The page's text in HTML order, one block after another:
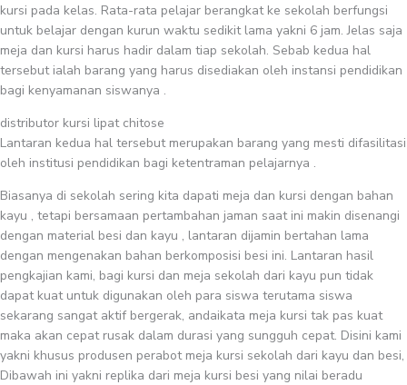
kursi pada kelas. Rata-rata pelajar berangkat ke sekolah berfungsi
untuk belajar dengan kurun waktu sedikit lama yakni 6 jam. Jelas saja
meja dan kursi harus hadir dalam tiap sekolah. Sebab kedua hal
tersebut ialah barang yang harus disediakan oleh instansi pendidikan
bagi kenyamanan siswanya .
distributor kursi lipat chitose
Lantaran kedua hal tersebut merupakan barang yang mesti difasilitasi
oleh institusi pendidikan bagi ketentraman pelajarnya .
Biasanya di sekolah sering kita dapati meja dan kursi dengan bahan
kayu , tetapi bersamaan pertambahan jaman saat ini makin disenangi
dengan material besi dan kayu , lantaran dijamin bertahan lama
dengan mengenakan bahan berkomposisi besi ini. Lantaran hasil
pengkajian kami, bagi kursi dan meja sekolah dari kayu pun tidak
dapat kuat untuk digunakan oleh para siswa terutama siswa
sekarang sangat aktif bergerak, andaikata meja kursi tak pas kuat
maka akan cepat rusak dalam durasi yang sungguh cepat. Disini kami
yakni khusus produsen perabot meja kursi sekolah dari kayu dan besi,
Dibawah ini yakni replika dari meja kursi besi yang nilai beradu